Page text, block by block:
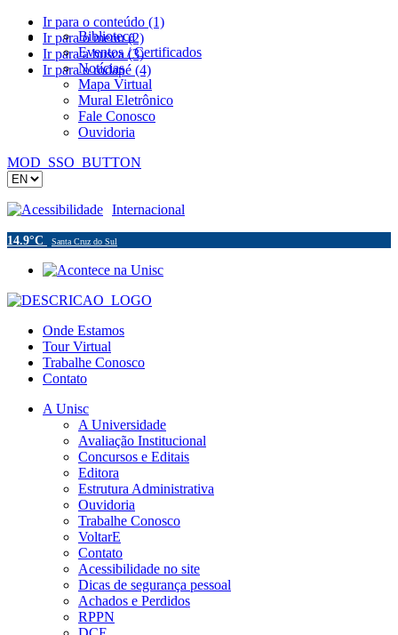
Ir para o conteúdo (1)
Ir para o menu (2)
Ir para a busca (3)
Ir para o rodapé (4)
Biblioteca
Eventos / Certificados
Notícias
Mapa Virtual
Mural Eletrônico
Fale Conosco
Ouvidoria
MOD_SSO_BUTTON
Acessibilidade Internacional
14.9°C Santa Cruz do Sul
Onde Estamos
Tour Virtual
Trabalhe Conosco
Contato
A Unisc
A Universidade
Avaliação Institucional
Concursos e Editais
Editora
Estrutura Administrativa
Ouvidoria
Trabalhe Conosco
VoltarE
Contato
Acessibilidade no site
Dicas de segurança pessoal
Achados e Perdidos
RPPN